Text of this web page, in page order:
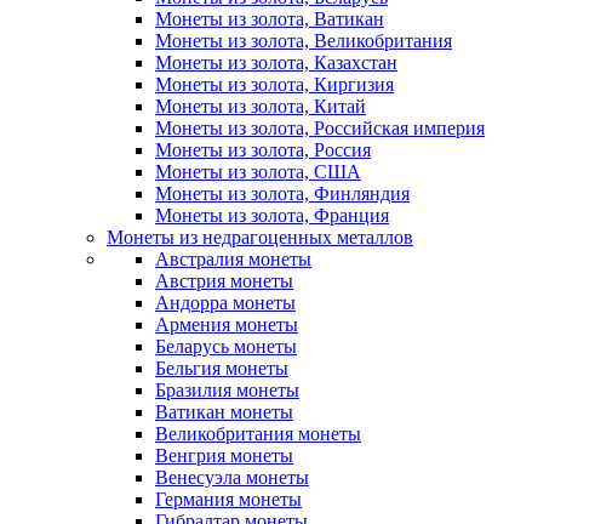
Монеты из золота, Ватикан
Монеты из золота, Великобритания
Монеты из золота, Казахстан
Монеты из золота, Киргизия
Монеты из золота, Китай
Монеты из золота, Российская империя
Монеты из золота, Россия
Монеты из золота, США
Монеты из золота, Финляндия
Монеты из золота, Франция
Монеты из недрагоценных металлов
Австралия монеты
Австрия монеты
Андорра монеты
Армения монеты
Беларусь монеты
Бельгия монеты
Бразилия монеты
Ватикан монеты
Великобритания монеты
Венгрия монеты
Венесуэла монеты
Германия монеты